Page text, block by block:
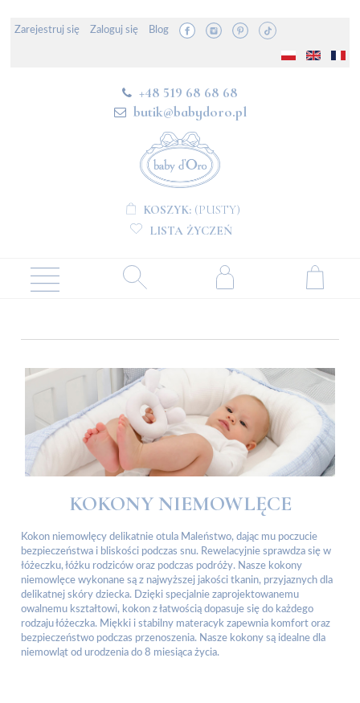
Zarejestruj się Zaloguj się Blog
+48 519 68 68 68
butik@babydoro.pl
KOSZYK: (PUSTY)
LISTA ŻYCZEŃ
KOKONY NIEMOWLĘCE
Kokon niemowlęcy delikatnie otula Maleństwo, dając mu poczucie
bezpieczeństwa i bliskości podczas snu. Rewelacyjnie sprawdza się w
łóżeczku, łóżku rodziców oraz podczas podróży. Nasze kokony
niemowlęce wykonane są z najwyższej jakości tkanin, przyjaznych dla
delikatnej skóry dziecka. Dzięki specjalnie zaprojektowanemu
owalnemu kształtowi, kokon z łatwością dopasuje się do każdego
rodzaju łóżeczka. Miękki i stabilny materacyk zapewnia komfort oraz
bezpieczeństwo podczas przenoszenia. Nasze kokony są idealne dla
niemowląt od urodzenia do 8 miesiąca życia.